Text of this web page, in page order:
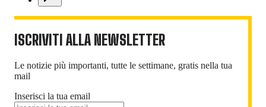
ISCRIVITI ALLA NEWSLETTER
Le notizie più importanti, tutte le settimane, gratis nella tua
mail
Inserisci la tua email